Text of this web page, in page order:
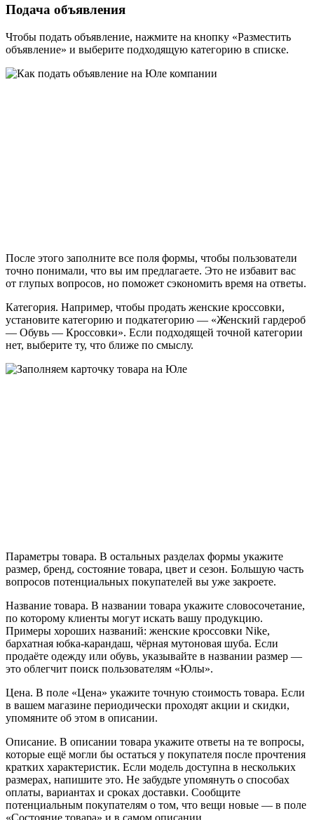
Подача объявления
Чтобы подать объявление, нажмите на кнопку «Разместить
объявление» и выберите подходящую категорию в списке.
После этого заполните все поля формы, чтобы пользователи
точно понимали, что вы им предлагаете. Это не избавит вас
от глупых вопросов, но поможет сэкономить время на ответы.
Категория. Например, чтобы продать женские кроссовки,
установите категорию и подкатегорию — «Женский гардероб
— Обувь — Кроссовки». Если подходящей точной категории
нет, выберите ту, что ближе по смыслу.
Параметры товара. В остальных разделах формы укажите
размер, бренд, состояние товара, цвет и сезон. Большую часть
вопросов потенциальных покупателей вы уже закроете.
Название товара. В названии товара укажите словосочетание,
по которому клиенты могут искать вашу продукцию.
Примеры хороших названий: женские кроссовки Nike,
бархатная юбка-карандаш, чёрная мутоновая шуба. Если
продаёте одежду или обувь, указывайте в названии размер —
это облегчит поиск пользователям «Юлы».
Цена. В поле «Цена» укажите точную стоимость товара. Если
в вашем магазине периодически проходят акции и скидки,
упомяните об этом в описании.
Описание. В описании товара укажите ответы на те вопросы,
которые ещё могли бы остаться у покупателя после прочтения
кратких характеристик. Если модель доступна в нескольких
размерах, напишите это. Не забудьте упомянуть о способах
оплаты, вариантах и сроках доставки. Сообщите
потенциальным покупателям о том, что вещи новые — в поле
«Состояние товара» и в самом описании.